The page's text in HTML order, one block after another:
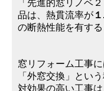
「先進的窓リノベ
品は、熱貫流率が
の断熱性能を有す
窓リフォーム工事
「外窓交換」とい
対効果の高い工事は